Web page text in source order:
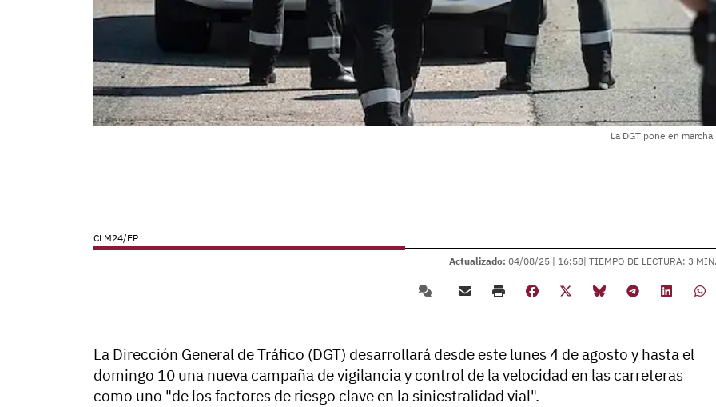
La DGT pone en
CLM24/EP
Actualizado: 04/08/25 | 16:58| TIEMPO DE LECTURA: 3 MIN.
La Dirección General de Tráfico (DGT) desarrollará desde este lunes 4 de agosto y hasta el
domingo 10 una nueva campaña de vigilancia y control de la velocidad en las carreteras
como uno "de los factores de riesgo clave en la siniestralidad vial".